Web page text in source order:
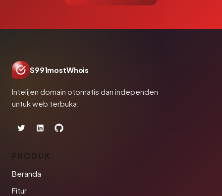
S991mostWhois
Intelijen domain otomatis dan independen
untuk web terbuka.
PRODUK
Beranda
Fitur